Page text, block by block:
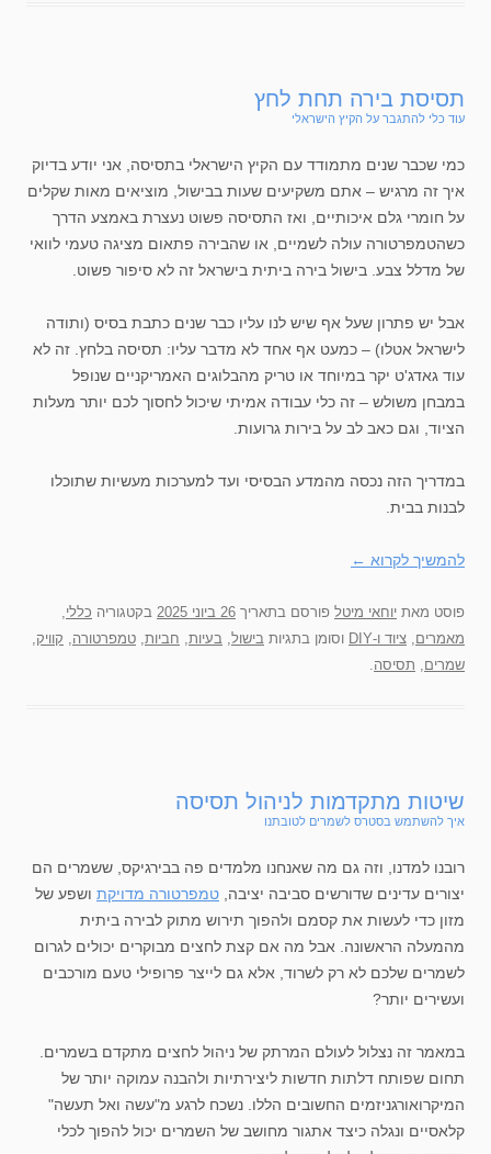
תסיסת בירה תחת לחץ
עוד כלי להתגבר על הקיץ הישראלי
כמי שכבר שנים מתמודד עם הקיץ הישראלי בתסיסה, אני יודע בדיוק
איך זה מרגיש – אתם משקיעים שעות בבישול, מוציאים מאות שקלים
על חומרי גלם איכותיים, ואז התסיסה פשוט נעצרת באמצע הדרך
כשהטמפרטורה עולה לשמיים, או שהבירה פתאום מציגה טעמי לוואי
של מדלל צבע. בישול בירה ביתית בישראל זה לא סיפור פשוט.
אבל יש פתרון שעל אף שיש לנו עליו כבר שנים כתבת בסיס (ותודה
לישראל אטלו) – כמעט אף אחד לא מדבר עליו: תסיסה בלחץ. זה לא
עוד גאדג'ט יקר במיוחד או טריק מהבלוגים האמריקניים שנופל
במבחן משולש – זה כלי עבודה אמיתי שיכול לחסוך לכם יותר מעלות
הציוד, וגם כאב לב על בירות גרועות.
במדריך הזה נכסה מהמדע הבסיסי ועד למערכות מעשיות שתוכלו
לבנות בבית.
להמשיך לקרוא ←
פוסט מאת יוחאי מיטל פורסם בתאריך 26 ביוני 2025 בקטגוריה כללי,
מאמרים, ציוד ו-DIY וסומן בתגיות בישול, בעיות, חביות, טמפרטורה, קוויק,
שמרים, תסיסה.
שיטות מתקדמות לניהול תסיסה
איך להשתמש בסטרס לשמרים לטובתנו
רובנו למדנו, וזה גם מה שאנחנו מלמדים פה בבירגיקס, ששמרים הם
יצורים עדינים שדורשים סביבה יציבה, טמפרטורה מדויקת ושפע של
מזון כדי לעשות את קסמם ולהפוך תירוש מתוק לבירה ביתית
מהמעלה הראשונה. אבל מה אם קצת לחצים מבוקרים יכולים לגרום
לשמרים שלכם לא רק לשרוד, אלא גם לייצר פרופילי טעם מורכבים
ועשירים יותר?
במאמר זה נצלול לעולם המרתק של ניהול לחצים מתקדם בשמרים.
תחום שפותח דלתות חדשות ליצירתיות ולהבנה עמוקה יותר של
המיקרואורגניזמים החשובים הללו. נשכח לרגע מ"עשה ואל תעשה"
קלאסיים ונגלה כיצד אתגור מחושב של השמרים יכול להפוך לכלי